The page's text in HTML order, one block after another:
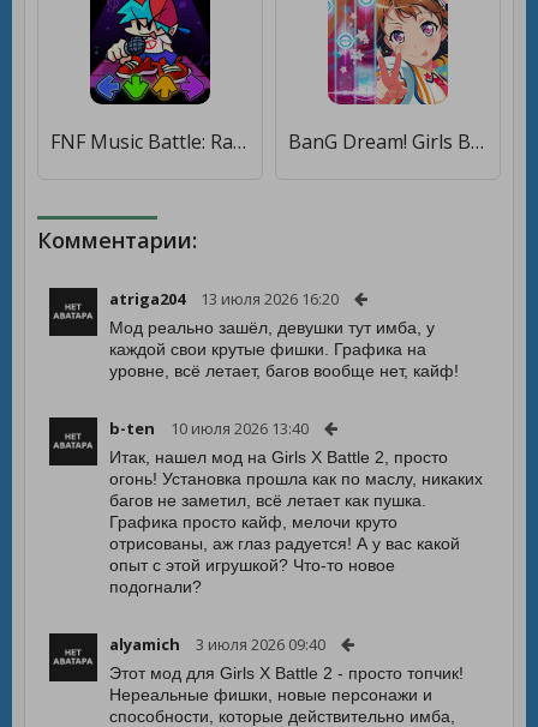
FNF Music Battle: Rap Full Mod [Бесплатные покупки] BanG Dream! Girls Band Party! [Бесплатные покупки]
Комментарии:
atriga204 13 июля 2026 16:20
Мод реально зашёл, девушки тут имба, у
каждой свои крутые фишки. Графика на
уровне, всё летает, багов вообще нет, кайф!
b-ten 10 июля 2026 13:40
Итак, нашел мод на Girls X Battle 2, просто
огонь! Установка прошла как по маслу, никаких
багов не заметил, всё летает как пушка.
Графика просто кайф, мелочи круто
отрисованы, аж глаз радуется! А у вас какой
опыт с этой игрушкой? Что-то новое
подогнали?
alyamich 3 июля 2026 09:40
Этот мод для Girls X Battle 2 - просто топчик!
Нереальные фишки, новые персонажи и
способности, которые действительно имба,